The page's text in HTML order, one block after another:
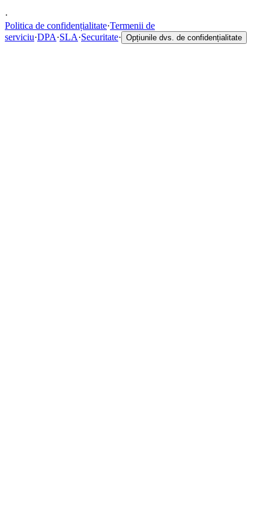
·
Politica de confidențialitate·Termenii de
serviciu·DPA·SLA·Securitate· Opțiunile dvs. de confidențialitate